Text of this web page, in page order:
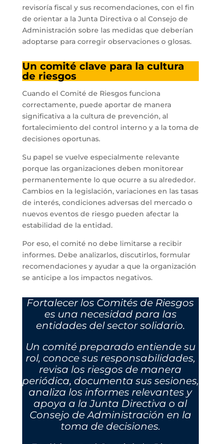
revisoría fiscal y sus recomendaciones, con el fin
de orientar a la Junta Directiva o al Consejo de
Administración sobre las medidas que deberían
adoptarse para corregir observaciones o glosas.
Un comité clave para la cultura
de riesgos
Cuando el Comité de Riesgos funciona
correctamente, puede aportar de manera
significativa a la cultura de prevención, al
fortalecimiento del control interno y a la toma de
decisiones oportunas.
Su papel se vuelve especialmente relevante
porque las organizaciones deben monitorear
permanentemente lo que ocurre a su alrededor.
Cambios en la legislación, variaciones en las tasas
de interés, condiciones adversas del mercado o
nuevos eventos de riesgo pueden afectar la
estabilidad de la entidad.
Por eso, el comité no debe limitarse a recibir
informes. Debe analizarlos, discutirlos, formular
recomendaciones y ayudar a que la organización
se anticipe a los impactos negativos.
Fortalecer los Comités de Riesgos
es una necesidad para las
entidades del sector solidario.
Un comité preparado entiende su
rol, conoce sus responsabilidades,
revisa los riesgos de manera
periódica, documenta sus sesiones,
analiza los informes relevantes y
apoya a la Junta Directiva o al
Consejo de Administración en la
toma de decisiones.